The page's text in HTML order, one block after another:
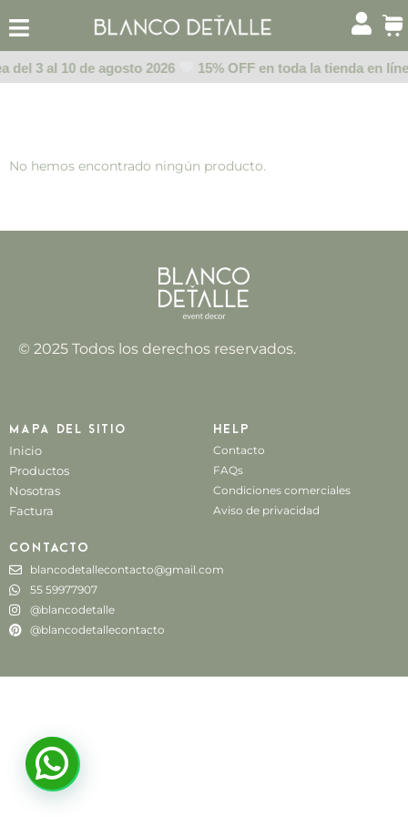
al
contenido
del 3 al 10 de agosto 2026 15% OFF en toda la tienda en
No hemos encontrado ningún producto.
© 2025 Todos los derechos reservados.
Mapa del sitio
Inicio
Productos
Nosotras
Factura
Help
Contacto
FAQs
Condiciones comerciales
Aviso de privacidad
Contacto
blancodetallecontacto@gmail.com
55 59977907
@blancodetalle
@blancodetallecontacto